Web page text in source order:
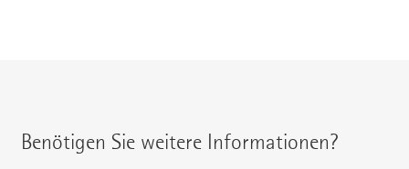
Benötigen Sie weitere Informationen?